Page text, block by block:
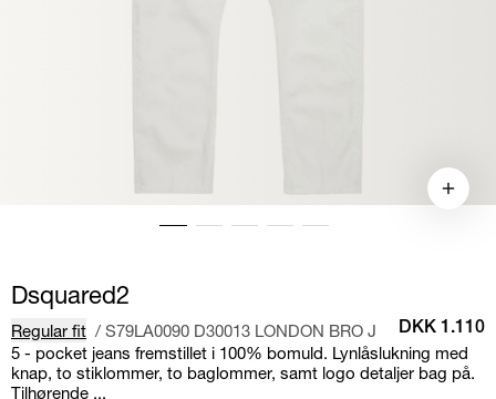
Dsquared2
Regular fit / S79LA0090 D30013 LONDON BRO J DKK 1.110
5 - pocket jeans fremstillet i 100% bomuld. Lynlåslukning med
knap, to stiklommer, to baglommer, samt logo detaljer bag på.
Tilhørende ...